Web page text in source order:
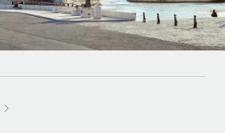
HR-functies voor je team
bedrijven